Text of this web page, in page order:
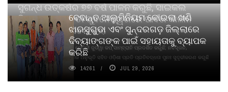
ସୁଗନ୍ଧ ଉତ୍କର୍ଷର ୭୭ ବର୍ଷ ପାଳନ କରୁଛି, ସାଇକଲ
ପିୟୋର୍‌ ଅଗରବତୀ ଭୁବନେଶ୍ୱରରେ ପାର୍ବଣ କାଳୀନ
ନବସୃଜନ ଉନ୍ମୋଚନ କଲା
ବାଉଁଶ ବିହୀନ କଠିନ ଧୂପ ଏବଂ ମେଦିନୀ ଜୁଡୱା କପ୍‌ ସାମ୍ବ୍ରାନି ପ୍ରଦର୍ଶିତ କରୁଛି; ନବସୃଜନ,
ଦୀର୍ଘସ୍ଥାୟିତା ଏବଂ ଆଧ୍ୟାତ୍ମିକ ଅନୁଭୂତି ସହିତ ଓଡ଼ିଶା ପ୍ରତି ପ୍ରତିବଦ୍ଧତା ପୁନଃ ସୁଦୃଢୀକରଣ କରୁଛି
ବେଦାନ୍ତ ଆଲୁମିନିୟମ କୋଇଲା ଖଣି
ଝାରସୁଗୁଡା ଏବଂ ସୁନ୍ଦରଗଡ଼ ଜିଲ୍ଲାରେ
ଦିବ୍ୟାଙ୍ଗଙ୍କ ପାଇଁ ସହାୟତାକୁ ବ୍ୟାପକ
କରିଛି
14261 JUL 29, 2026